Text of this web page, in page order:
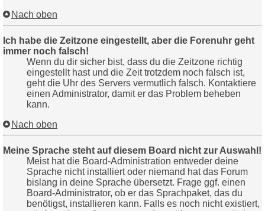
Nach oben
Ich habe die Zeitzone eingestellt, aber die Forenuhr geht
immer noch falsch!
Wenn du dir sicher bist, dass du die Zeitzone richtig
eingestellt hast und die Zeit trotzdem noch falsch ist,
geht die Uhr des Servers vermutlich falsch. Kontaktiere
einen Administrator, damit er das Problem beheben
kann.
Nach oben
Meine Sprache steht auf diesem Board nicht zur Auswahl!
Meist hat die Board-Administration entweder deine
Sprache nicht installiert oder niemand hat das Forum
bislang in deine Sprache übersetzt. Frage ggf. einen
Board-Administrator, ob er das Sprachpaket, das du
benötigst, installieren kann. Falls es noch nicht existiert,